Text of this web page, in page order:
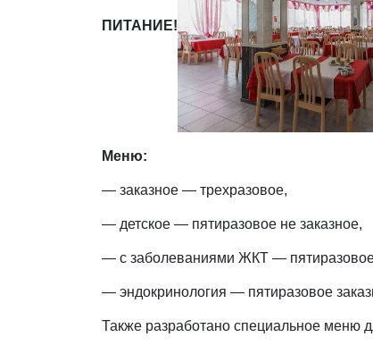
ПИТАНИЕ!
Меню:
— заказное — трехразовое,
— детское — пятиразовое не заказное,
— с заболеваниями ЖКТ — пятиразовое
— эндокринология — пятиразовое
Также разработано специальное меню